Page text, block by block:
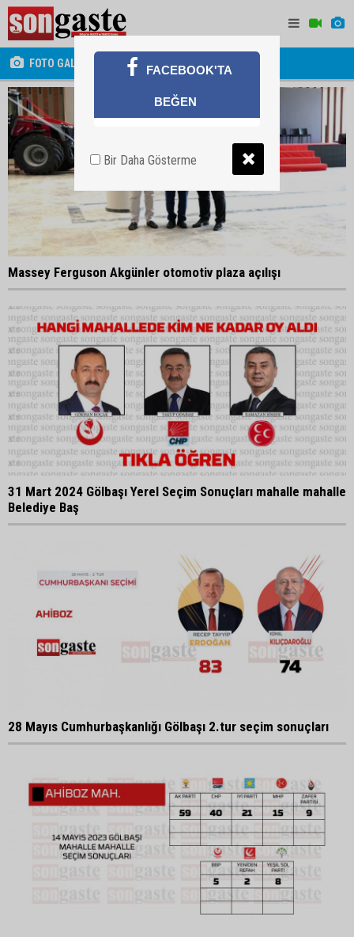
FOTO GALERİ
Massey Ferguson Akgünler otomotiv plaza açılışı
31 Mart 2024 Gölbaşı Yerel Seçim Sonuçları mahalle mahalle
Belediye Baş
28 Mayıs Cumhurbaşkanlığı Gölbaşı 2.tur seçim sonuçları
FACEBOOK'TA
BEĞEN
Bir Daha Gösterme